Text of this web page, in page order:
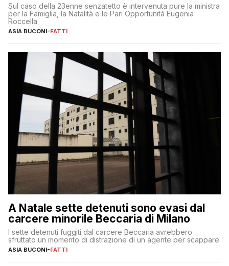
Sul caso della 23enne senzatetto è intervenuta pure la ministra
per la Famiglia, la Natalità e le Pari Opportunità Eugenia
Roccella
ASIA BUCONI-FATTI
A Natale sette detenuti sono evasi dal
carcere minorile Beccaria di Milano
I sette detenuti fuggiti dal carcere Beccaria avrebbero
sfruttato un momento di distrazione di un agente per scappare
ASIA BUCONI-FATTI